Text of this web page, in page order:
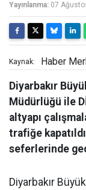
Yayınlanma: 07
Kaynak: Haber
Diyarbakır
Müdürlüğü ile
altyapı
trafiğe
seferlerinde
Diyarbakır